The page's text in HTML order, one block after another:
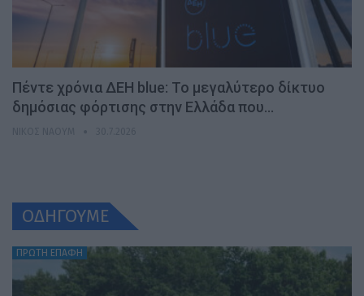
Πέντε χρόνια ΔΕΗ blue: Το μεγαλύτερο δίκτυο
δημόσιας φόρτισης στην Ελλάδα που…
ΟΔΗΓΟΥΜΕ
ΠΡΩΤΗ ΕΠΑΦΗ